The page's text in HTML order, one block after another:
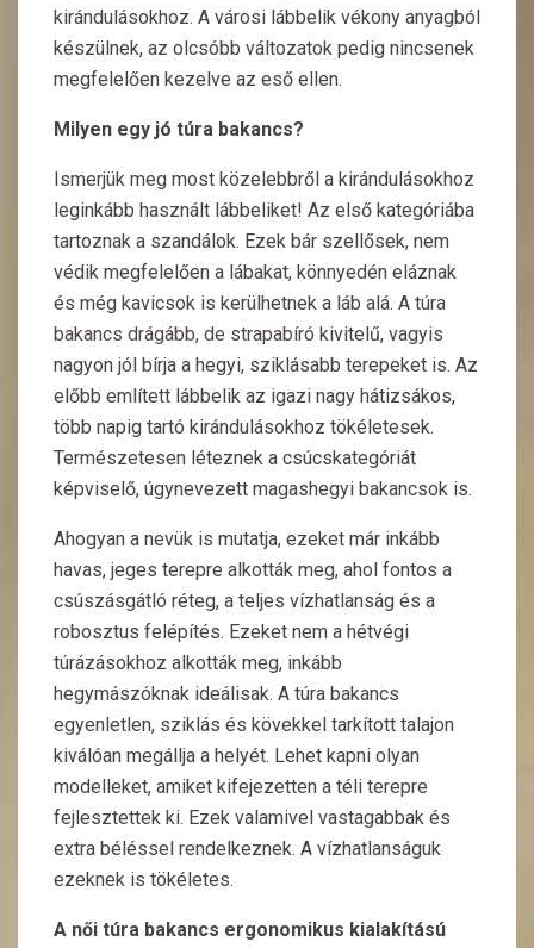
kirándulásokhoz. A városi lábbelik vékony anyagból
készülnek, az olcsóbb változatok pedig nincsenek
megfelelően kezelve az eső ellen.
Milyen egy jó túra bakancs?
Ismerjük meg most közelebbről a kirándulásokhoz
leginkább használt lábbeliket! Az első kategóriába
tartoznak a szandálok. Ezek bár szellősek, nem
védik megfelelően a lábakat, könnyedén eláznak
és még kavicsok is kerülhetnek a láb alá. A túra
bakancs drágább, de strapabíró kivitelű, vagyis
nagyon jól bírja a hegyi, sziklásabb terepeket is. Az
előbb említett lábbelik az igazi nagy hátizsákos,
több napig tartó kirándulásokhoz tökéletesek.
Természetesen léteznek a csúcskategóriát
képviselő, úgynevezett magashegyi bakancsok is.
Ahogyan a nevük is mutatja, ezeket már inkább
havas, jeges terepre alkották meg, ahol fontos a
csúszásgátló réteg, a teljes vízhatlanság és a
robosztus felépítés. Ezeket nem a hétvégi
túrázásokhoz alkották meg, inkább
hegymászóknak ideálisak. A túra bakancs
egyenletlen, sziklás és kövekkel tarkított talajon
kiválóan megállja a helyét. Lehet kapni olyan
modelleket, amiket kifejezetten a téli terepre
fejlesztettek ki. Ezek valamivel vastagabbak és
extra béléssel rendelkeznek. A vízhatlanságuk
ezeknek is tökéletes.
A női túra bakancs ergonomikus kialakítású